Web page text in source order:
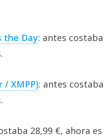
the Day: antes costaba
/ XMPP): antes costaba
28,99 €, ahora es